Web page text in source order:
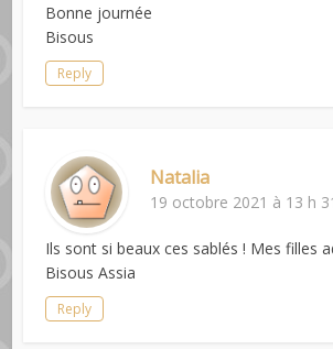
Bonne journée
Bisous
Reply
Natalia
19 octobre 2021 à 13 h
Ils sont si beaux ces sablés ! Mes filles
Bisous Assia
Reply